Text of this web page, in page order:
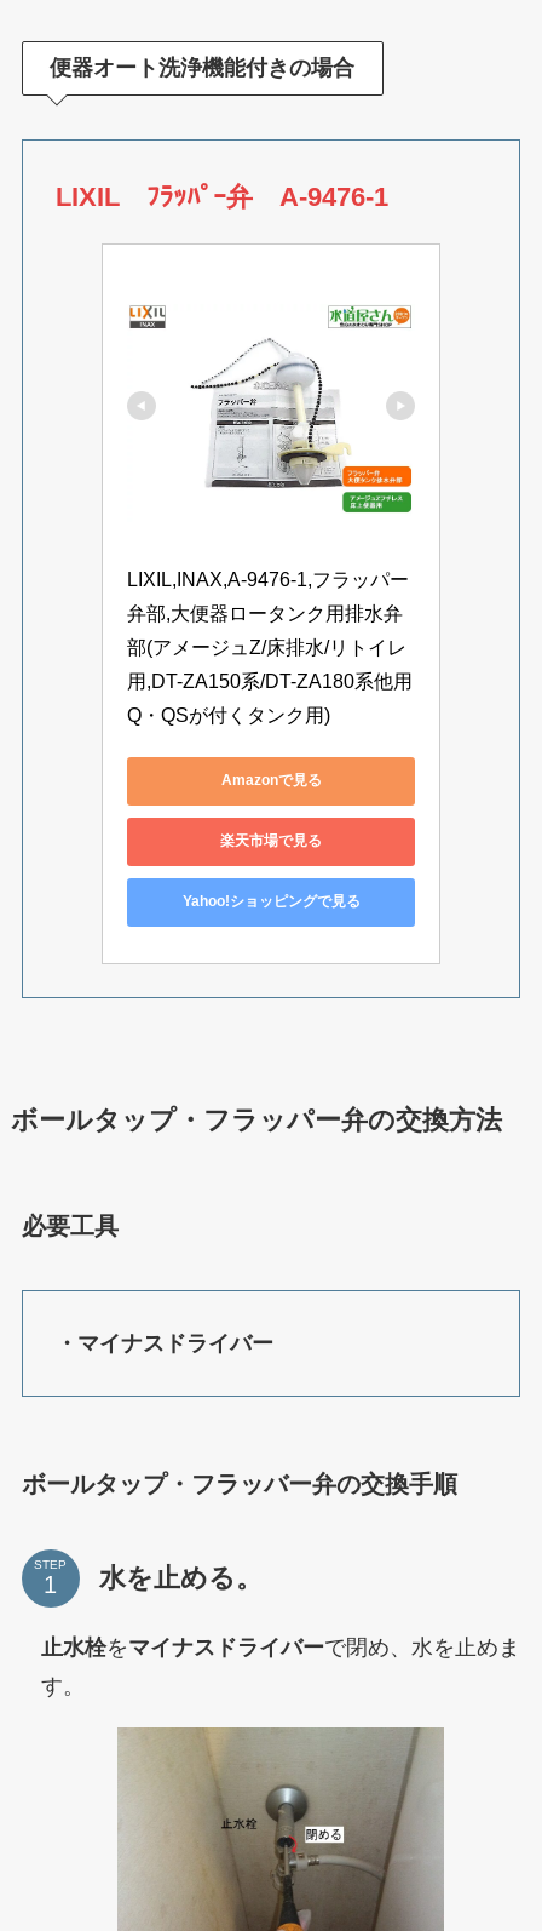
便器オート洗浄機能付きの場合
LIXIL ﾌﾗｯﾊﾟｰ弁 A-9476-1
LIXIL,INAX,A-9476-1,フラッパー
弁部,大便器ロータンク用排水弁
部(アメージュZ/床排水/リトイレ
用,DT-ZA150系/DT-ZA180系他用
Q・QSが付くタンク用)
Amazonで見る
楽天市場で見る
Yahoo!ショッピングで見る
ボールタップ・フラッパー弁の交換方法
必要工具
・マイナスドライバー
ボールタップ・フラッバー弁の交換手順
STEP 水を止める。
止水栓をマイナスドライバーで閉め、水を止めま
す。